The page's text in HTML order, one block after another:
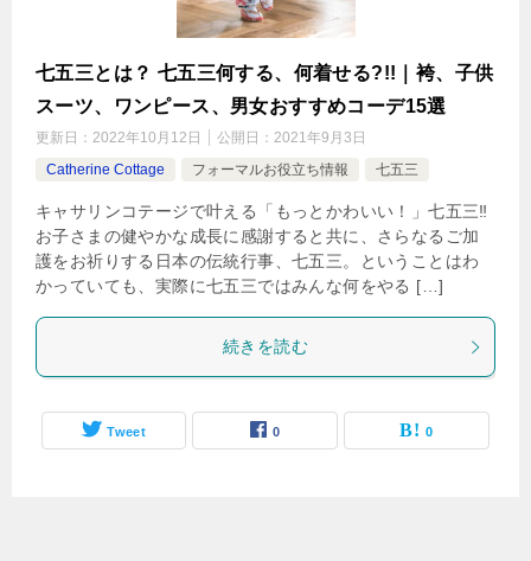
七五三とは？ 七五三何する、何着せる?!!｜袴、子供
スーツ、ワンピース、男女おすすめコーデ15選
更新日： 2022年10月12日 公開日： 2021年9月3日
Catherine Cottage
フォーマルお役立ち情報 七五三
キャサリンコテージで叶える「もっとかわいい！」七五三‼︎
お子さまの健やかな成長に感謝すると共に、さらなるご加
護をお祈りする日本の伝統行事、七五三。ということはわ
かっていても、実際に七五三ではみんな何をやる […]
続きを読む
Tweet 0 0